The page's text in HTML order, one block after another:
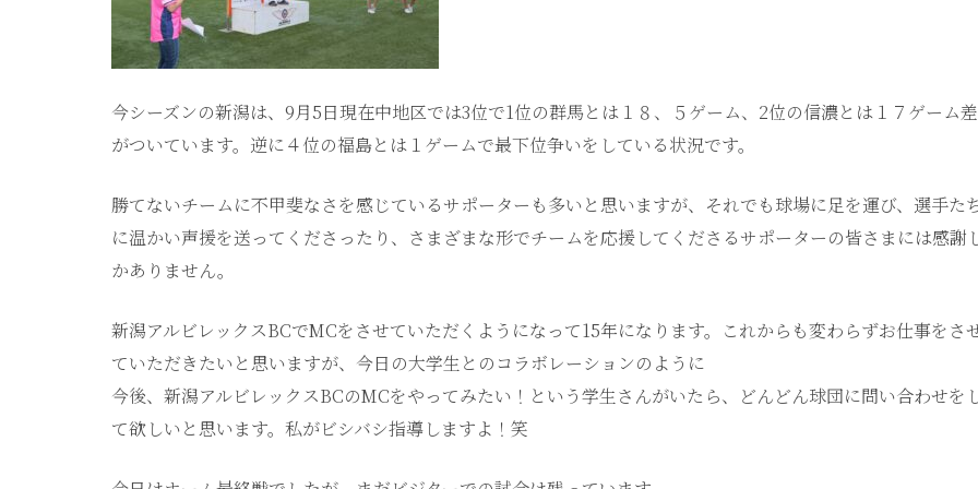
今シーズンの新潟は、9月5日現在中地区では3位で1位の群馬とは１８、５ゲーム、2位の信濃とは１７ゲーム差
がついています。逆に４位の福島とは１ゲームで最下位争いをしている状況です。
勝てないチームに不甲斐なさを感じているサポーターも多いと思いますが、それでも球場に足を運び、選手た
に温かい声援を送ってくださったり、さまざまな形でチームを応援してくださるサポーターの皆さまには感謝
かありません。
新潟アルビレックスBCでMCをさせていただくようになって15年になります。これからも変わらずお仕事をさ
ていただきたいと思いますが、今日の大学生とのコラボレーションのように
今後、新潟アルビレックスBCのMCをやってみたい！という学生さんがいたら、どんどん球団に問い合わせを
て欲しいと思います。私がビシバシ指導しますよ！笑